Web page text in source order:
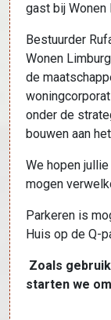
gast bij Wonen
Bestuurder
Wonen
de
onder de
bouwen aan
We hopen
mogen
Parkeren is
Huis op de Q-
Zoals
starten we